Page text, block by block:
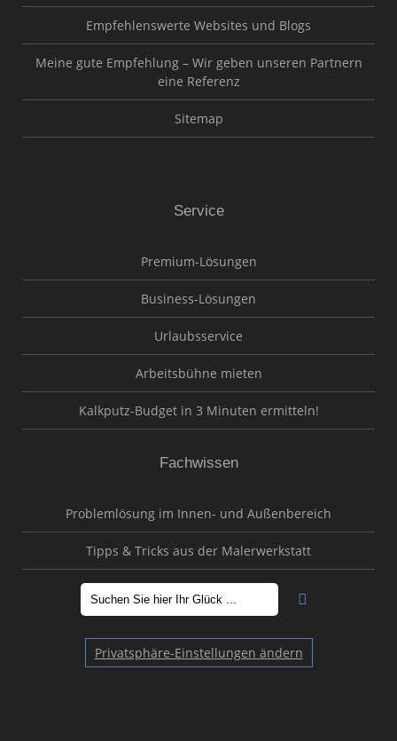
Empfehlenswerte Websites und Blogs
Meine gute Empfehlung – Wir geben unseren Partnern
eine Referenz
Sitemap
Service
Premium-Lösungen
Business-Lösungen
Urlaubsservice
Arbeitsbühne mieten
Kalkputz-Budget in 3 Minuten ermitteln!
Fachwissen
Problemlösung im Innen- und Außenbereich
Tipps & Tricks aus der Malerwerkstatt
Privatsphäre-Einstellungen ändern